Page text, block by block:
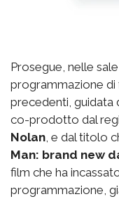
Prosegue, nelle
programmazione di
precedenti, guidata
co-prodotto dal
Nolan, e dal titolo
Man: brand new
film che ha
programmazione,